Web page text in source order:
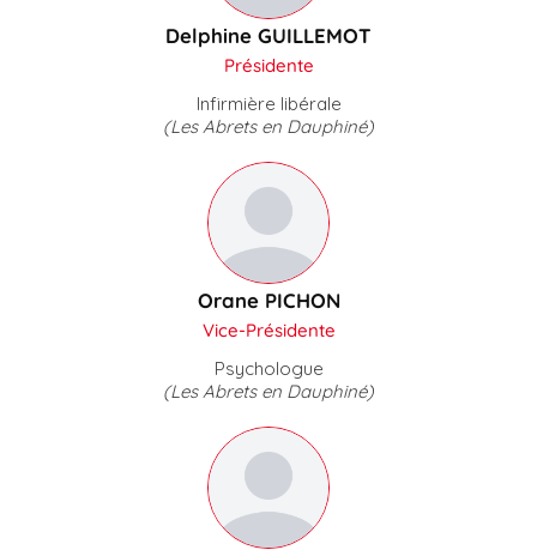
Delphine GUILLEMOT
Présidente
Infirmière libérale
(Les Abrets en Dauphiné)
Orane PICHON
Vice-Présidente
Psychologue
(Les Abrets en Dauphiné)